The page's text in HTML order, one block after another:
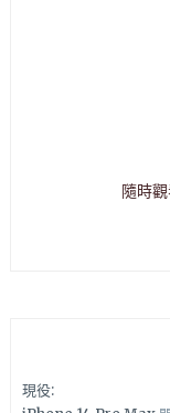
隨時
現役: